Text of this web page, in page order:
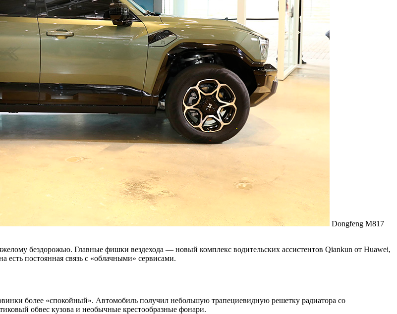
Dongfeng M817
бездорожью. Главные фишки вездехода — новый комплекс водительских ассистентов Qiankun от Huawei,
есть постоянная связь с «облачными» сервисами.
более «спокойный». Автомобиль получил небольшую трапециевидную решетку радиатора со
обвес кузова и необычные крестообразные фонари.